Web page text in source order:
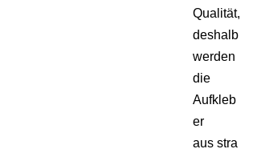
Qualität,
deshalb
werden
die
Aufkleb
er
aus stra